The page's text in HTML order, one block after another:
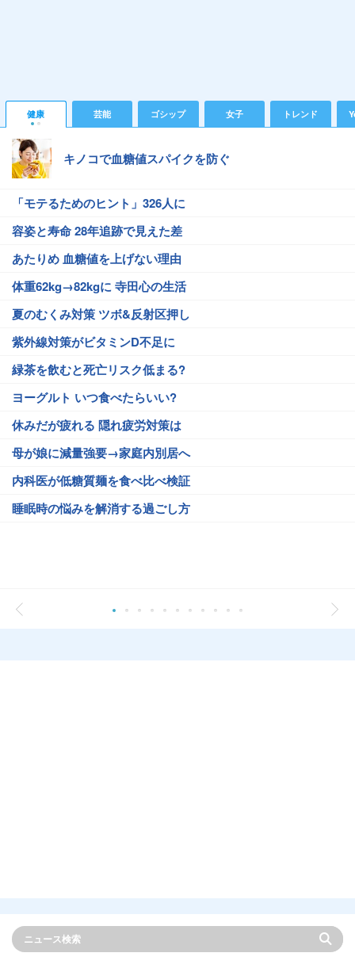
健康 芸能 ゴシップ 女子 トレンド
キノコで血糖値スパイクを防ぐ
「モテるためのヒント」326人に
容姿と寿命 28年追跡で見えた差
あたりめ 血糖値を上げない理由
体重62kg→82kgに 寺田心の生活
夏のむくみ対策 ツボ&反射区押し
紫外線対策がビタミンD不足に
緑茶を飲むと死亡リスク低まる?
ヨーグルト いつ食べたらいい?
休みだが疲れる 隠れ疲労対策は
母が娘に減量強要→家庭内別居へ
内科医が低糖質麺を食べ比べ検証
睡眠時の悩みを解消する過ごし方